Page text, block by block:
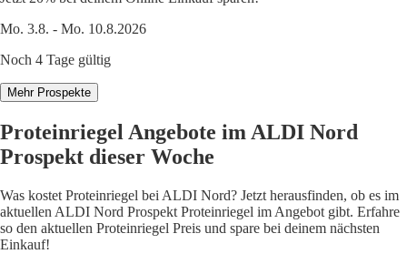
Mo. 3.8. - Mo. 10.8.2026
Noch 4 Tage gültig
Mehr Prospekte
Proteinriegel Angebote im ALDI Nord
Prospekt dieser Woche
Was kostet Proteinriegel bei ALDI Nord? Jetzt herausfinden, ob es im
aktuellen ALDI Nord Prospekt Proteinriegel im Angebot gibt. Erfahre
so den aktuellen Proteinriegel Preis und spare bei deinem nächsten
Einkauf!